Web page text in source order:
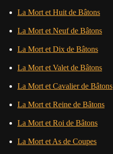
La Mort et Huit de Bâtons
La Mort et Neuf de Bâtons
La Mort et Dix de Bâtons
La Mort et Valet de Bâtons
La Mort et Cavalier de Bâtons
La Mort et Reine de Bâtons
La Mort et Roi de Bâtons
La Mort et As de Coupes